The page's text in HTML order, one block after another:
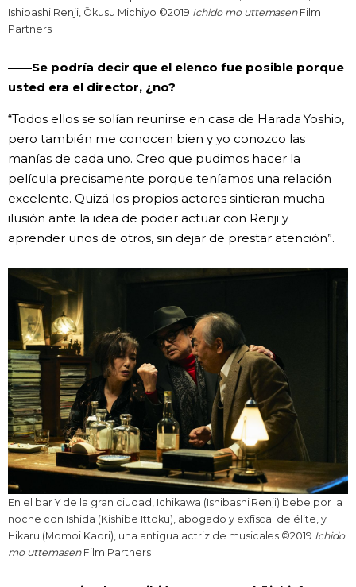
Ishibashi Renji, Ōkusu Michiyo ©2019 Ichido mo uttemasen Film
Partners
——Se podría decir que el elenco fue posible porque
usted era el director, ¿no?
“Todos ellos se solían reunirse en casa de Harada Yoshio,
pero también me conocen bien y yo conozco las
manías de cada uno. Creo que pudimos hacer la
película precisamente porque teníamos una relación
excelente. Quizá los propios actores sintieran mucha
ilusión ante la idea de poder actuar con Renji y
aprender unos de otros, sin dejar de prestar atención”.
En el bar Y de la gran ciudad, Ichikawa (Ishibashi Renji) bebe por la
noche con Ishida (Kishibe Ittoku), abogado y exfiscal de élite, y
Hikaru (Momoi Kaori), una antigua actriz de musicales ©2019 Ichido
mo uttemasen Film Partners